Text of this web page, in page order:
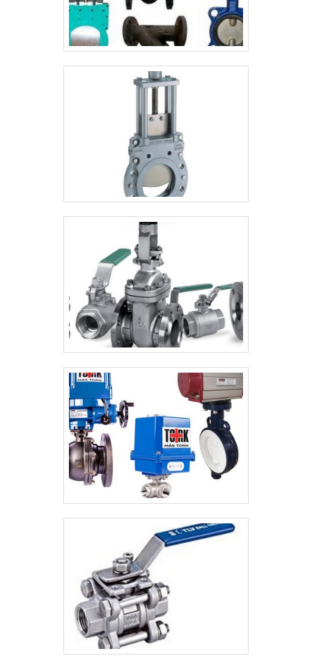
na essência da empresa, a mesma deve
prezar pelos produtos e serviços com
ótima qualidade e excelente custo-
benefício, características simples, mas que
mostram o comprometimento da empresa
com seus clientes.Tudo isso que já foi
explorado é a razão pela qual a RRG
Automação Industrial é comprometida com
os serviços quando explanamos o
segmento de automação e manutenção
hidráulica industrial. A empresa foca no que
há de melhor na atualidade para os clientes.
O time dispõe de profissionais com vasta
experiência nas diversas áreas de atuação
que estão esperando seu contato para
tirar todas as suas dúvidas e melhor
atender.GARANTIA E ASSERTIVIDADE NO
SEGMENTOSomente na RRG Automação
Industrial existem as melhores variedades
no segmento quando o assunto for
industrial. Líder em qualidade, a empresa
oferece uma variedade de itens como
projeto, fabricação e reforma de unidade
hidráulica e venda e reforma de bombas
hidráulicas com ótima qualidade e
eficiência.A empresa também conta com
um atendimento qualificado, através de
funcionários especializados e cuidadosos,
que entendem a necessidade de cada
cliente. Também foram investidos valores
consideráveis em instalações de qualidade,
aumentando a eficiência da marca. A RRG
Automação Industrial é uma empresa que
tem feito a diferença no mercado por toda
seriedade e qualidade, o que garante uma
entrega de excelência de ponta a ponta.